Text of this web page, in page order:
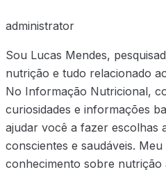
administrator
Sou Lucas Mendes,
nutrição e tudo relacionado
No Informação Nutricional,
curiosidades e informações
ajudar você a fazer escolhas
conscientes e saudáveis.
conhecimento sobre nutrição